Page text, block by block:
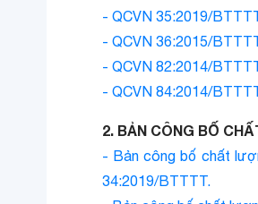
- QCVN 35:2019/
- QCVN 36:2015/
- QCVN 82:2014/
- QCVN 84:2014/
2. BẢN CÔNG BỐ
- Bản công bố chất
34:2019/BTTTT.